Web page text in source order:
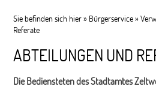
Sie befinden sich hier » Bürgerservice»
Referate
ABTEILUNGEN UND
Die Bediensteten des Stadtamtes